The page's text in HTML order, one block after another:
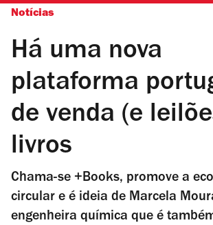
Notícias
Há uma nova
plataforma
de venda (e
livros
Chama-se +Books, promove a
circular e é ideia de Marcela
engenheira química que é